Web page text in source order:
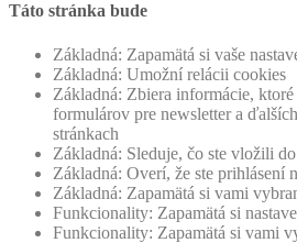
Táto stránka bude
Základná: Zapamätá si vaše
Základná: Umožní relácii cookies
Základná: Zbiera informácie,
formulárov pre newsletter a
stránkach
Základná: Sleduje, čo ste vložili
Základná: Overí, že ste prihlásení
Základná: Zapamätá si vami
Funkcionality: Zapamätá si
Funkcionality: Zapamätá si vami